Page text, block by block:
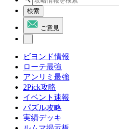
検索
ご意見
ビヨンド情報
ローテ最強
アンリミ最強
2Pick攻略
イベント速報
パズル攻略
実績デッキ